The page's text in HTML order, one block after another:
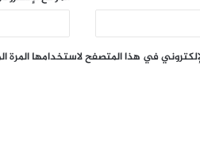
في هذا المتصفح لاستخدامها